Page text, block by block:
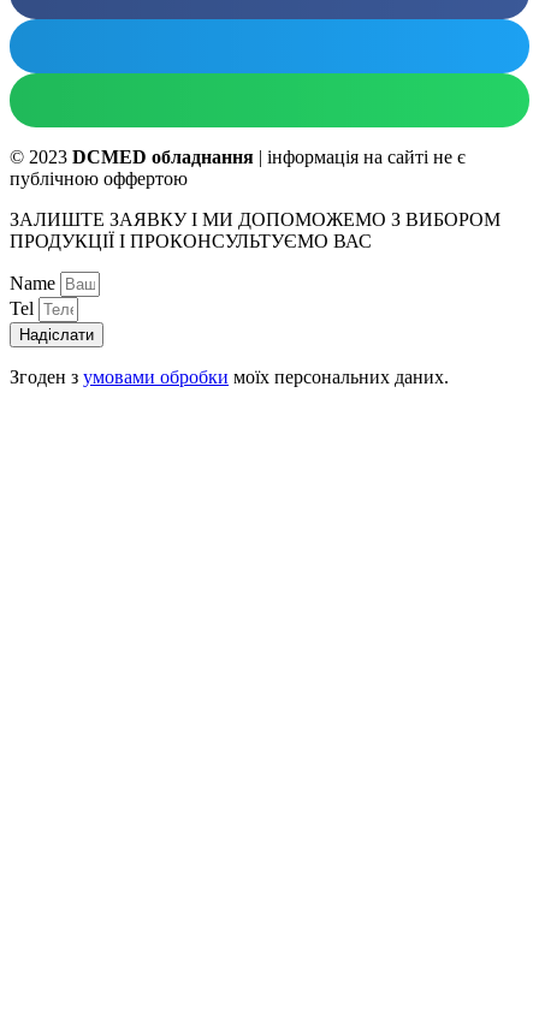
© 2023 DCMED обладнання | інформація на сайті не є
публічною оффертою
ЗАЛИШТЕ ЗАЯВКУ І МИ ДОПОМОЖЕМО З ВИБОРОМ
ПРОДУКЦІЇ І ПРОКОНСУЛЬТУЄМО ВАС
Name
Tel
Надіслати
Згоден з умовами обробки моїх персональних даних.